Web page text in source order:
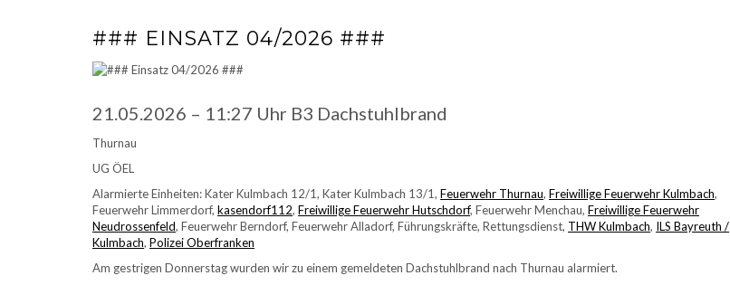
### EINSATZ 04/2026 ###
21.05.2026 – 11:27 Uhr B3 Dachstuhlbrand
Thurnau
UG ÖEL
Alarmierte Einheiten: Kater Kulmbach 12/1, Kater Kulmbach 13/1, Feuerwehr Thurnau, Freiwillige Feuerwehr Kulmbach,
Feuerwehr Limmerdorf, kasendorf112, Freiwillige Feuerwehr Hutschdorf, Feuerwehr Menchau, Freiwillige Feuerwehr
Neudrossenfeld, Feuerwehr Berndorf, Feuerwehr Alladorf, Führungskräfte, Rettungsdienst, THW Kulmbach, ILS Bayreuth /
Kulmbach, Polizei Oberfranken
Am gestrigen Donnerstag wurden wir zu einem gemeldeten Dachstuhlbrand nach Thurnau alarmiert.